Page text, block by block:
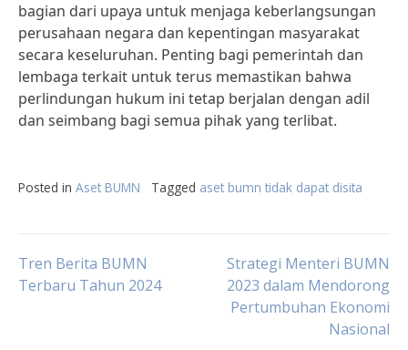
bagian dari upaya untuk menjaga keberlangsungan
perusahaan negara dan kepentingan masyarakat
secara keseluruhan. Penting bagi pemerintah dan
lembaga terkait untuk terus memastikan bahwa
perlindungan hukum ini tetap berjalan dengan adil
dan seimbang bagi semua pihak yang terlibat.
Posted in Aset BUMN Tagged aset bumn tidak dapat disita
Post
Tren Berita BUMN
Terbaru Tahun 2024
Strategi Menteri BUMN
2023 dalam Mendorong
Pertumbuhan Ekonomi
Nasional